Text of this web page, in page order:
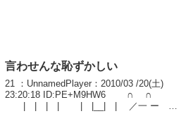
言わせんな恥ずかしい
21 ：UnnamedPlayer：2010/03 /20(土)
23:20:18 ID:PE+M9HW6 ∩ ∩
| | | | | |__| | ／一 ー